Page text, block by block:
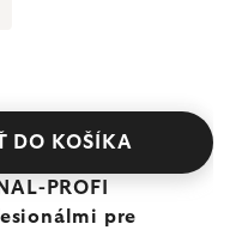
DO KOŠÍKA
PROFI
pre